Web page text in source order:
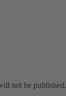
not be